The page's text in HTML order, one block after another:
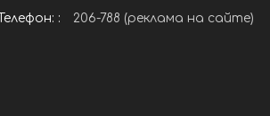
Телефон: :
206-788 (реклама на сайте)